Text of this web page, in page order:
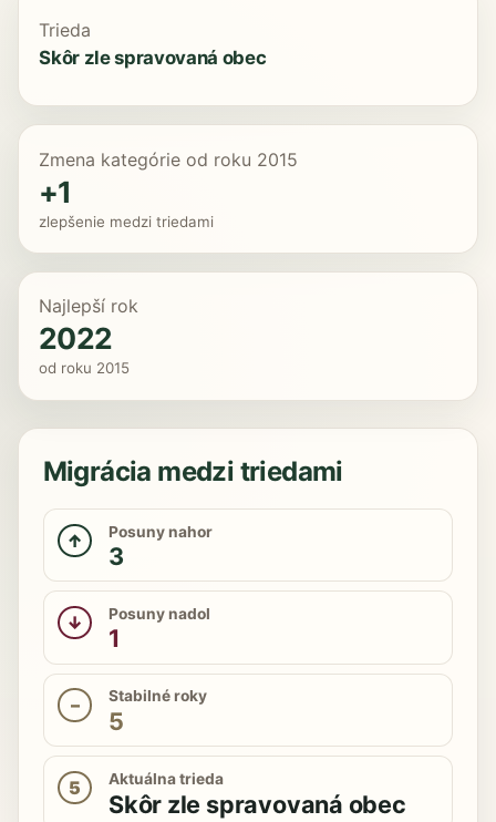
Trieda
Skôr zle spravovaná obec
Zmena kategórie od roku 2015
+1
zlepšenie medzi triedami
Najlepší rok
2022
od roku 2015
Migrácia medzi triedami
↑ Posuny nahor
3
↓ Posuny nadol
1
– Stabilné roky
5
5 Aktuálna trieda
Skôr zle spravovaná obec